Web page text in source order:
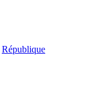
République